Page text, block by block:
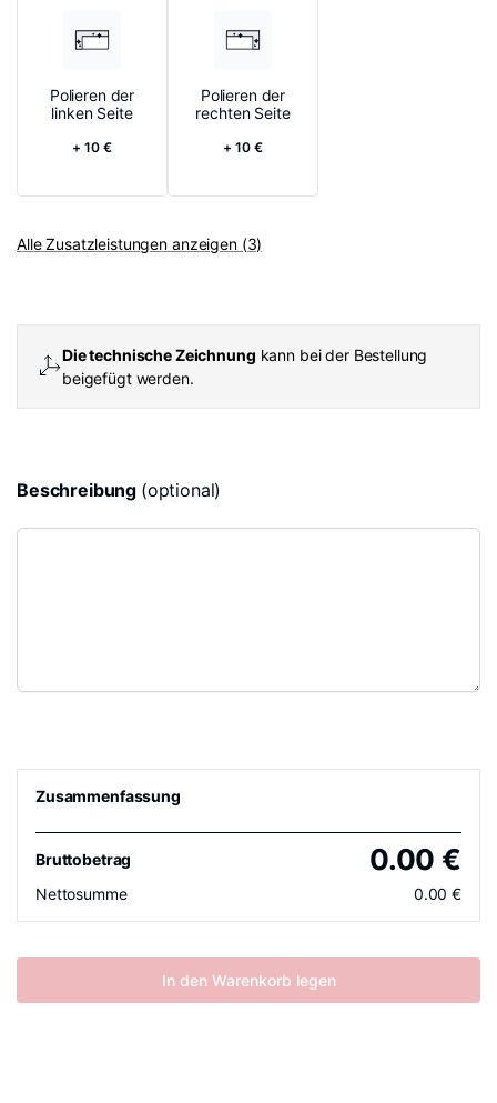
Polieren der
linken Seite
+ 10 €
Polieren der
rechten Seite
+ 10 €
Alle Zusatzleistungen anzeigen (3)
Die technische Zeichnung kann bei der Bestellung
beigefügt werden.
Beschreibung (optional)
Zusammenfassung
Bruttobetrag 0.00 €
Nettosumme 0.00 €
In den Warenkorb legen